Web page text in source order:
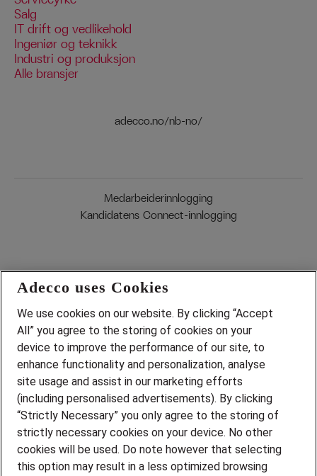
Salg
IT drift og vedlikehold
Ingeniør og teknikk
Industri og produksjon
Alle bransjer
adecco.no/nb-no/
Medarbeiderinnlogging
Kandidatens Connect-innlogging
Jobber du allerede i
Adecco Select?
La oss samarbeide om rekrutteringen
og finne din neste kollega.
Logg inn
Adecco uses Cookies
We use cookies on our website. By clicking “Accept
All” you agree to the storing of cookies on your
device to improve the performance of our site, to
enhance functionality and personalization, analyse
site usage and assist in our marketing efforts
(including personalised advertisements). By clicking
“Strictly Necessary” you only agree to the storing of
strictly necessary cookies on your device. No other
cookies will be used. Do note however that selecting
this option may result in a less optimized browsing